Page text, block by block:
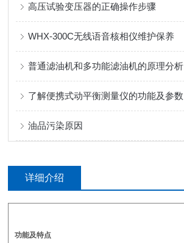
高压试验变压器的正确操作步骤
WHX-300C无线语音核相仪维护保养
普通滤油机和多功能滤油机的原理分析
了解便携式动平衡测量仪的功能及参数
油品污染原因
详细介绍
功能及特点